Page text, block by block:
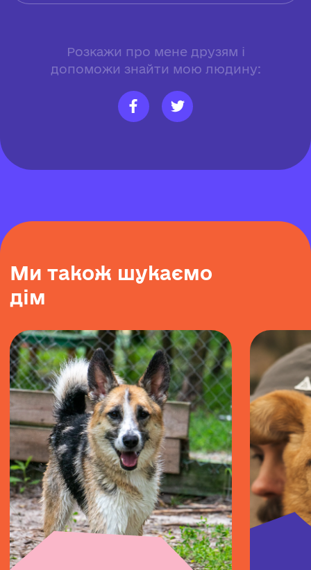
Розкажи про мене друзям і
допоможи знайти мою людину:
Ми також шукаємо
дім